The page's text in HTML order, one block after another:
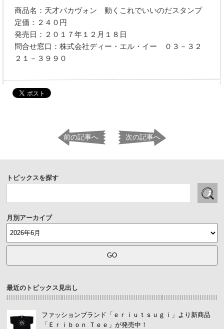
商品名：天才バカヴォン 動くこれでいいのだスタンプ
定価：２４０円
発売日：２０１７年１２月１８日
問合せ窓口：株式会社ディー・エル・イー ０３－３２
２１－３９９０
前の記事へ 次の記事へ
トピックスを探す
月別アーカイブ
最近のトピックス見出し
ファッションブランド「ｅｒｉｕｔｓｕｇｉ」より新商品
「Ｅｒｉｂｏｎ Ｔｅｅ」が発売中！